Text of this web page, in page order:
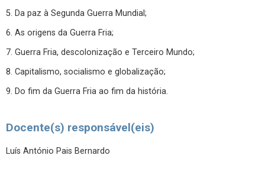
5. Da paz à Segunda Guerra Mundial;
6. As origens da Guerra Fria;
7. Guerra Fria, descolonização e Terceiro Mundo;
8. Capitalismo, socialismo e globalização;
9. Do fim da Guerra Fria ao fim da história.
Docente(s) responsável(eis)
Luís António Pais Bernardo